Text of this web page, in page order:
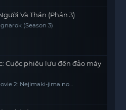
Và Thần (Phần 3)
(Season 3)
Cuộc phiêu lưu đến đảo máy
2: Nejimaki-jima no
Piece: Nejimakijima no
Piece: Nejimaki Shima no